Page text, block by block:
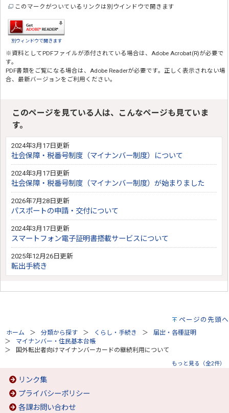
このマークがついているリンクは別ウインドウで開きます
別ウィンドウで開きます
※資料としてPDFファイルが添付されている場合は、 Adobe Acrobat(R)が必要で
す。
PDF書類をご覧になる場合は、 Adobe Readerが必要です。正しく表示されない場
合、最新バージョンをご利用ください。
このページを見ている人は、こんなページも見ていま
す。
2024年3月17日更新
社会保障・税番号制度（マイナンバー制度）について
2024年3月17日更新
社会保障・税番号制度（マイナンバー制度）が始まりました
2026年7月28日更新
パスポートの申請・交付について
2024年3月17日更新
スマートフォン電子証明書搭載サービスについて
2025年12月26日更新
転出手続き
ページの先頭へ
ホーム 分類から探す くらし・手続き
届出・各種証明
マイナンバー・住民基本台帳
国外転出者向けマイナンバーカードの継続利用について
もっと見る（全2件）
リンク集
プライバシーポリシー
各課お問い合わせ